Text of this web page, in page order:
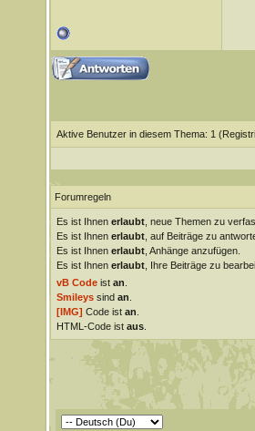
Aktive Benutzer in diesem Thema: 1
Forumregeln
Es ist Ihnen erlaubt, neue Themen zu
Es ist Ihnen erlaubt, auf Beiträge zu
Es ist Ihnen erlaubt, Anhänge anzufügen.
Es ist Ihnen erlaubt, Ihre Beiträge zu
vB Codeist an
Smileyssind an
[IMG] Code ist an
HTML-Code ist aus.